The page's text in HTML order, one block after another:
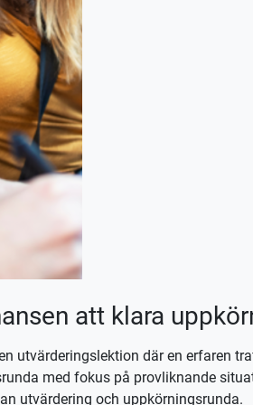
att klara
utvärderingslektion där en erfaren
med fokus på provliknande
utvärdering och uppkörningsrunda.